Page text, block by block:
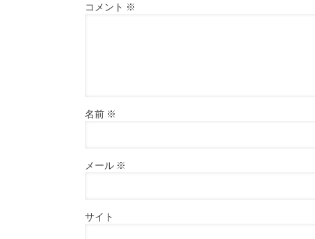
コメント ※
名前 ※
メール ※
サイト